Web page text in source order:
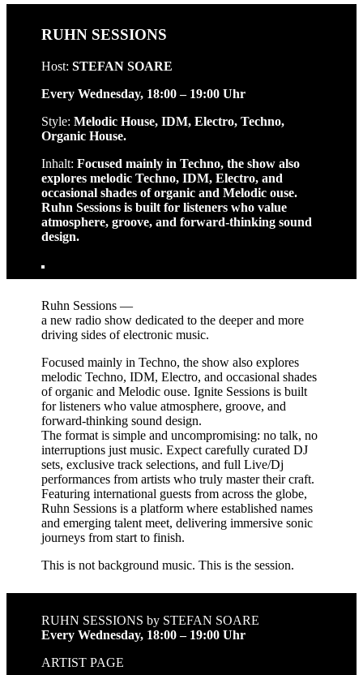
RUHN SESSIONS
Host:STEFAN SOARE
Every Wednesday, 18:00 – 19:00 Uhr
Style:Melodic House, IDM, Electro, Techno,
Organic House.
Inhalt:Focused mainly in Techno, the show also
explores melodic Techno, IDM, Electro, and
occasional shades of organic and Melodic ouse.
Ruhn Sessions is built for listeners who value
atmosphere, groove, and forward-thinking sound
design.
Ruhn Sessions —
a new radio show dedicated to the deeper and more
driving sides of electronic music.
Focused mainly in Techno, the show also explores
melodic Techno, IDM, Electro, and occasional shades
of organic and Melodic ouse. Ignite Sessions is built
for listeners who value atmosphere, groove, and
forward-thinking sound design.
The format is simple and uncompromising: no talk, no
interruptions just music. Expect carefully curated DJ
sets, exclusive track selections, and full Live/Dj
performances from artists who truly master their craft.
Featuring international guests from across the globe,
Ruhn Sessions is a platform where established names
and emerging talent meet, delivering immersive sonic
journeys from start to finish.
This is not background music. This is the session.
RUHN SESSIONS by STEFAN SOARE
Every Wednesday, 18:00 – 19:00 Uhr
ARTIST PAGE